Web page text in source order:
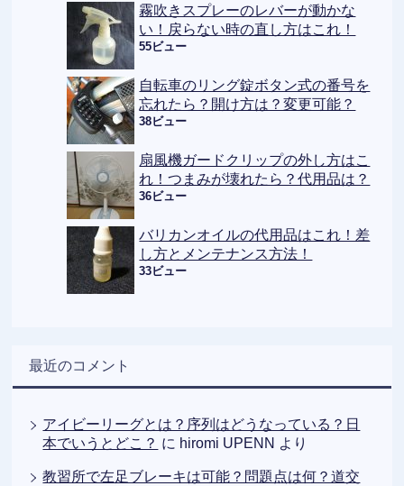
霧吹きスプレーのレバーが動かな
い！戻らない時の直し方はこれ！
55ビュー
自転車のリング錠ボタン式の番号を
忘れたら？開け方は？変更可能？
38ビュー
扇風機ガードクリップの外し方はこ
れ！つまみが壊れたら？代用品は？
36ビュー
バリカンオイルの代用品はこれ！差
し方とメンテナンス方法！
33ビュー
最近のコメント
アイビーリーグとは？序列はどうなっている？日
本でいうとどこ？ に hiromi UPENN より
教習所で左足ブレーキは可能？問題点は何？道交